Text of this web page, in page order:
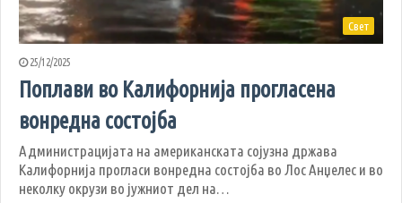
Свет
25/12/2025
Поплави во Калифорнија прогласена
вонредна состојба
Администрацијата на американската сојузна држава
Калифорнија прогласи вонредна состојба во Лос Анџелес и во
неколку окрузи во јужниот дел на…